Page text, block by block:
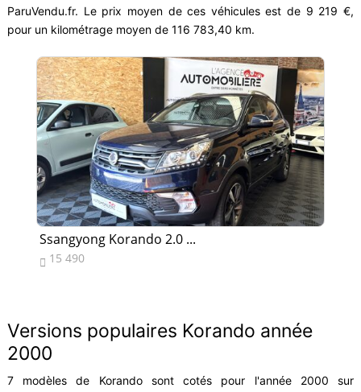
ParuVendu.fr. Le prix moyen de ces véhicules est de 9 219 €,
pour un kilométrage moyen de 116 783,40 km.
Ssangyong Korando 2.0 ...
 15 490
Versions populaires Korando année
2000
7 modèles de Korando sont cotés pour l'année 2000 sur